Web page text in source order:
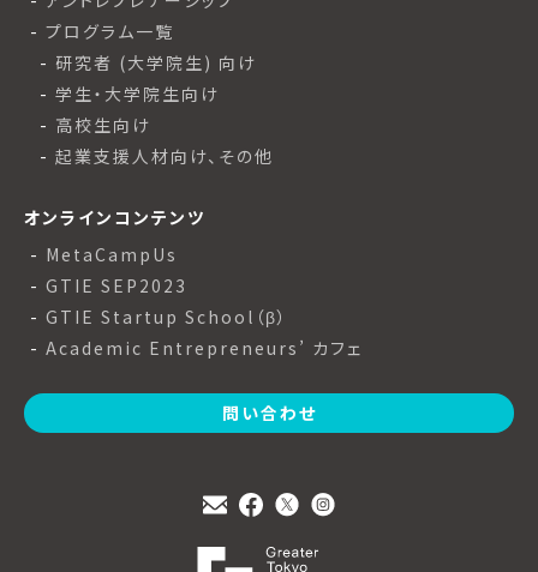
プログラム一覧
研究者 (大学院生) 向け
学生・大学院生向け
高校生向け
起業支援人材向け、その他
オンラインコンテンツ
MetaCampUs
GTIE SEP2023
GTIE Startup School（β）
Academic Entrepreneurs’ カフェ
問い合わせ